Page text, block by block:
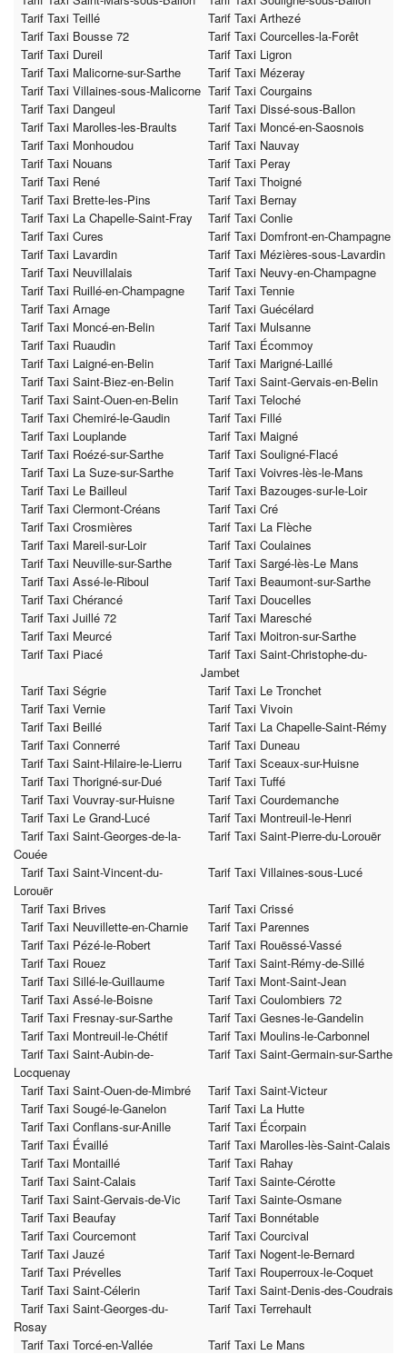
Tarif Taxi Teillé
Tarif Taxi Arthezé
Tarif Taxi Bousse 72
Tarif Taxi Courcelles-la-Forêt
Tarif Taxi Dureil
Tarif Taxi Ligron
Tarif Taxi Malicorne-sur-Sarthe
Tarif Taxi Mézeray
Tarif Taxi Villaines-sous-Malicorne Tarif Taxi Courgains
Tarif Taxi Dangeul
Tarif Taxi Dissé-sous-Ballon
Tarif Taxi Marolles-les-Braults
Tarif Taxi Moncé-en-Saosnois
Tarif Taxi Monhoudou
Tarif Taxi Nauvay
Tarif Taxi Nouans
Tarif Taxi Peray
Tarif Taxi René
Tarif Taxi Thoigné
Tarif Taxi Brette-les-Pins
Tarif Taxi Bernay
Tarif Taxi La Chapelle-Saint-Fray
Tarif Taxi Conlie
Tarif Taxi Cures
Tarif Taxi Domfront-en-Champagne
Tarif Taxi Lavardin
Tarif Taxi Mézières-sous-Lavardin
Tarif Taxi Neuvillalais
Tarif Taxi Neuvy-en-Champagne
Tarif Taxi Ruillé-en-Champagne
Tarif Taxi Tennie
Tarif Taxi Arnage
Tarif Taxi Guécélard
Tarif Taxi Moncé-en-Belin
Tarif Taxi Mulsanne
Tarif Taxi Ruaudin
Tarif Taxi Écommoy
Tarif Taxi Laigné-en-Belin
Tarif Taxi Marigné-Laillé
Tarif Taxi Saint-Biez-en-Belin
Tarif Taxi Saint-Gervais-en-Belin
Tarif Taxi Saint-Ouen-en-Belin
Tarif Taxi Teloché
Tarif Taxi Chemiré-le-Gaudin
Tarif Taxi Fillé
Tarif Taxi Louplande
Tarif Taxi Maigné
Tarif Taxi Roézé-sur-Sarthe
Tarif Taxi Souligné-Flacé
Tarif Taxi La Suze-sur-Sarthe
Tarif Taxi Voivres-lès-le-Mans
Tarif Taxi Le Bailleul
Tarif Taxi Bazouges-sur-le-Loir
Tarif Taxi Clermont-Créans
Tarif Taxi Cré
Tarif Taxi Crosmières
Tarif Taxi La Flèche
Tarif Taxi Mareil-sur-Loir
Tarif Taxi Coulaines
Tarif Taxi Neuville-sur-Sarthe
Tarif Taxi Sargé-lès-Le Mans
Tarif Taxi Assé-le-Riboul
Tarif Taxi Beaumont-sur-Sarthe
Tarif Taxi Chérancé
Tarif Taxi Doucelles
Tarif Taxi Juillé 72
Tarif Taxi Maresché
Tarif Taxi Meurcé
Tarif Taxi Moitron-sur-Sarthe
Tarif Taxi Piacé
Tarif Taxi Saint-Christophe-du-
Jambet
Tarif Taxi Ségrie
Tarif Taxi Le Tronchet
Tarif Taxi Vernie
Tarif Taxi Vivoin
Tarif Taxi Beillé
Tarif Taxi La Chapelle-Saint-Rémy
Tarif Taxi Connerré
Tarif Taxi Duneau
Tarif Taxi Saint-Hilaire-le-Lierru
Tarif Taxi Sceaux-sur-Huisne
Tarif Taxi Thorigné-sur-Dué
Tarif Taxi Tuffé
Tarif Taxi Vouvray-sur-Huisne
Tarif Taxi Courdemanche
Tarif Taxi Le Grand-Lucé
Tarif Taxi Montreuil-le-Henri
Tarif Taxi Saint-Georges-de-la-
Couée
Tarif Taxi Saint-Pierre-du-Lorouër
Tarif Taxi Saint-Vincent-du-
Lorouër
Tarif Taxi Villaines-sous-Lucé
Tarif Taxi Brives
Tarif Taxi Crissé
Tarif Taxi Neuvillette-en-Charnie
Tarif Taxi Parennes
Tarif Taxi Pézé-le-Robert
Tarif Taxi Rouëssé-Vassé
Tarif Taxi Rouez
Tarif Taxi Saint-Rémy-de-Sillé
Tarif Taxi Sillé-le-Guillaume
Tarif Taxi Mont-Saint-Jean
Tarif Taxi Assé-le-Boisne
Tarif Taxi Coulombiers 72
Tarif Taxi Fresnay-sur-Sarthe
Tarif Taxi Gesnes-le-Gandelin
Tarif Taxi Montreuil-le-Chétif
Tarif Taxi Moulins-le-Carbonnel
Tarif Taxi Saint-Aubin-de-
Locquenay
Tarif Taxi Saint-Germain-sur-Sarthe
Tarif Taxi Saint-Ouen-de-Mimbré
Tarif Taxi Saint-Victeur
Tarif Taxi Sougé-le-Ganelon
Tarif Taxi La Hutte
Tarif Taxi Conflans-sur-Anille
Tarif Taxi Écorpain
Tarif Taxi Évaillé
Tarif Taxi Marolles-lès-Saint-Calais
Tarif Taxi Montaillé
Tarif Taxi Rahay
Tarif Taxi Saint-Calais
Tarif Taxi Sainte-Cérotte
Tarif Taxi Saint-Gervais-de-Vic
Tarif Taxi Sainte-Osmane
Tarif Taxi Beaufay
Tarif Taxi Bonnétable
Tarif Taxi Courcemont
Tarif Taxi Courcival
Tarif Taxi Jauzé
Tarif Taxi Nogent-le-Bernard
Tarif Taxi Prévelles
Tarif Taxi Rouperroux-le-Coquet
Tarif Taxi Saint-Célerin
Tarif Taxi Saint-Denis-des-Coudrais
Tarif Taxi Saint-Georges-du-
Rosay
Tarif Taxi Terrehault
Tarif Taxi Torcé-en-Vallée Tarif Taxi Le Mans